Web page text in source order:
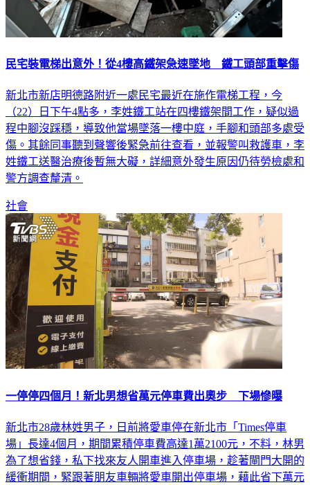
民宅裝電梯出意外！從4樓高鐵架急速墜地 鐵工頭部重擊傷
新北市新店明德路附近一處民宅最近在施作電梯工程，今
（22）日下午4點多，李姓鐵工站在四樓鐵架間工作，疑似過
程中腳沒踩穩，導致他當場墜落一樓中庭，手腳和頭部多處受
傷。其餘同事聽到聲響後緊急前往查看，並報警叫救護車，李
姓鐵工送醫治療後暫無大礙，詳細意外發生原因仍待勞檢處和
警方調查釐清。
社會
一停停四個月！新北男想省萬元停車費出奧步 下場慘曝
新北市28歲林姓男子，日前將愛車停在新北市「Times停車
場」長達4個月，期間累積停車費高達1萬2100元，不料，林男
為了想省錢，私下找來友人開車進入停車場，趁著閘門大開的
緩衝期間，緊跟著朋友車輛將愛車開出停車場，藉此省下萬元